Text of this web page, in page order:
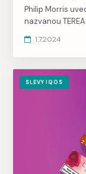
Philip Morris
nazvanou
1.7.2024
SLEVY IQOS